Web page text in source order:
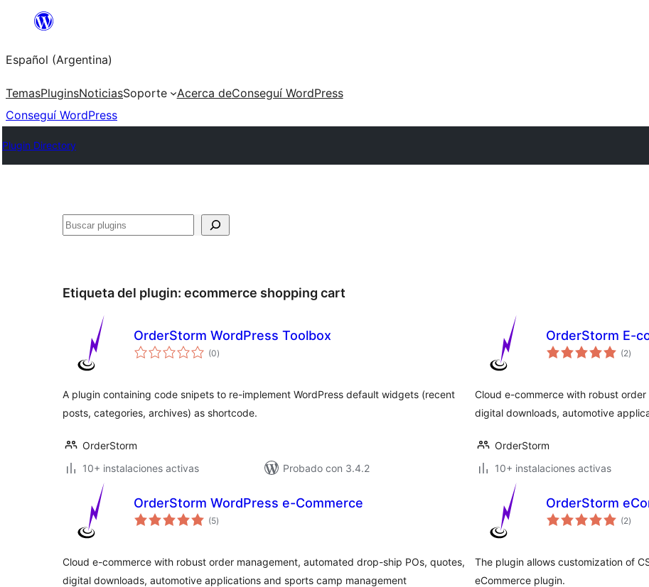
Saltar
contenido
Español (Argentina)
TemasPluginsNoticiasSoporte Acerca deConseguí WordPress
Conseguí WordPress
Plugin Directory
Buscar
Etiqueta del plugin: ecommerce shopping cart
OrderStorm WordPress Toolbox
(0total
de
)
A plugin containing code snipets to re-implement WordPress default widgets (recent
posts, categories, archives) as shortcode.
OrderStorm
10+ instalaciones activas
Probado con 3.4.2
OrderStorm E-
(2total
de
)
Cloud e-commerce with robust
digital downloads, automotive
OrderStorm
10+ instalaciones activas
OrderStorm WordPress e-Commerce
(5total
de
)
Cloud e-commerce with robust order management, automated drop-ship POs, quotes,
digital downloads, automotive applications and sports camp management
OrderStorm
(2total
de
)
The plugin allows customization of
eCommerce plugin.